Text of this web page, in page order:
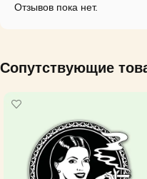
Отзывов пока нет.
Сопутствующие